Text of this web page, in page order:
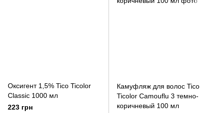
Оксигент 1,5% Tico Ticolor
Classic 1000 мл
223 грн
Камуфляж для волос Tico
Ticolor Camouflu 3 темно-
коричневый 100 мл